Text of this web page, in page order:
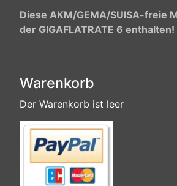
Diese AKM/GEMA/SUISA-freie
der GIGAFLATRATE 6 enthalten!
Warenkorb
Der Warenkorb ist leer